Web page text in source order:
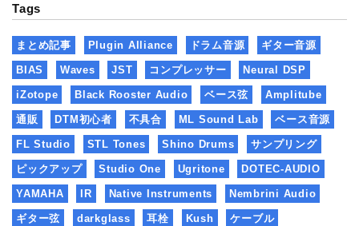
Tags
まとめ記事 Plugin Alliance ドラム音源 ギター音源
BIAS Waves JST コンプレッサー Neural DSP
iZotope Black Rooster Audio ベース弦 Amplitube
通販 DTM初心者 不具合 ML Sound Lab ベース音源
FL Studio STL Tones Shino Drums サンプリング
ピックアップ Studio One Ugritone DOTEC-AUDIO
YAMAHA IR Native Instruments Nembrini Audio
ギター弦 darkglass 耳栓 Kush ケーブル